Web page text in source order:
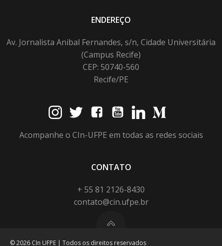
ENDEREÇO
Av. Jornalista Anibal Fernandes, s/n, Cidade Universitária
(Campus Recife)
CEP: 50740-560
Recife/PE
Acompanhe o CIn-UFPE em todas as redes sociais
CONTATO
+ 55 81 2126-8430
contato@cin.ufpe.br
© 2026 CIn UFPE | Todos os direitos reservados